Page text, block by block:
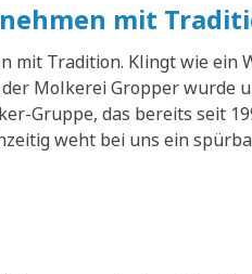
mit
Tradition. Klingt wie ein
Molkerei Gropper wurde
Gruppe, das bereits seit
weht bei uns ein